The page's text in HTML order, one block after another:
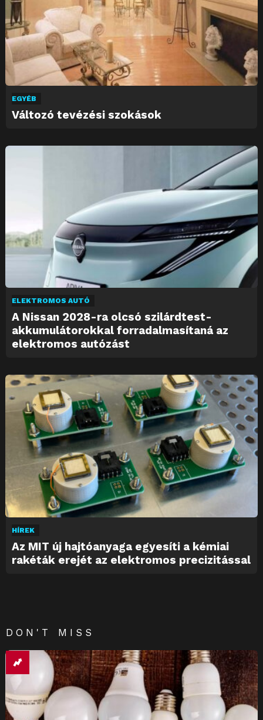
EGYÉB
Változó tevézési szokások
ELEKTROMOS AUTÓ
A Nissan 2028-ra olcsó szilárdtest-
akkumulátorokkal forradalmasítaná az
elektromos autózást
HÍREK
Az MIT új hajtóanyaga egyesíti a kémiai
rakéták erejét az elektromos precizitással
DON'T MISS